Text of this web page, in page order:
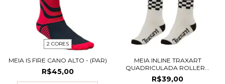
2 CORES
MEIA IS FIRE CANO ALTO - (PAR)
R$45,00
MEIA INLINE TRAXART
QUADRICULADA ROLLER...
R$39,00